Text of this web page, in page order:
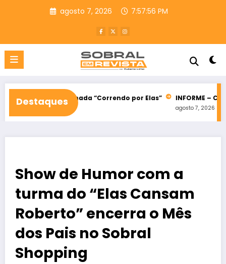
agosto 7, 2026 7:57:57 PM
Destaques
e caminhada “Correndo por Elas” INFORME – CLÍNICA VET
agosto 7, 2026
Show de Humor com a
turma do “Elas Cansam
Roberto” encerra o Mês
dos Pais no Sobral
Shopping